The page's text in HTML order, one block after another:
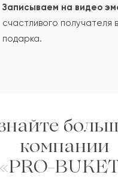
Записываем на видео
счастливого получателя
подарка.
компании
«PRO-